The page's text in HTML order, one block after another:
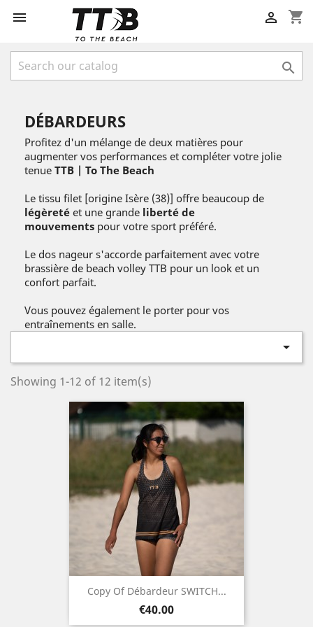
 shopping_cart


DÉBARDEURS
Profitez d'un mélange de deux matières pour
augmenter vos performances et compléter votre jolie
tenue TTB | To The Beach
Le tissu filet [origine Isère (38)] offre beaucoup de
légèreté et une grande liberté de
mouvements pour votre sport préféré.
Le dos nageur s'accorde parfaitement avec votre
brassière de beach volley TTB pour un look et un
confort parfait.
Vous pouvez également le porter pour vos
entraînements en salle.

Showing 1-12 of 12 item(s)
Copy Of Débardeur SWITCH...
Price
€40.00